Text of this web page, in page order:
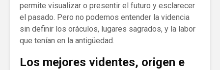
permite visualizar o presentir el futuro y esclarecer
el pasado. Pero no podemos entender la videncia
sin definir los oráculos, lugares sagrados, y la labor
que tenían en la antigüedad.
Los mejores videntes, origen e